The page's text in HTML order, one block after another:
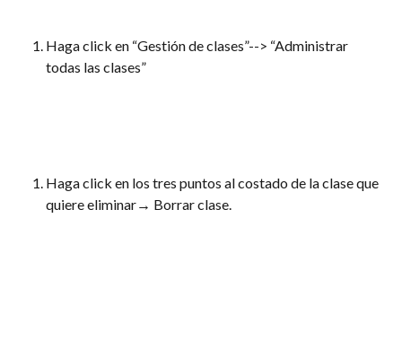
Haga click en “Gestión de clases”--> “Administrar
todas las clases”
Haga click en los tres puntos al costado de la clase que
quiere eliminar→ Borrar clase.